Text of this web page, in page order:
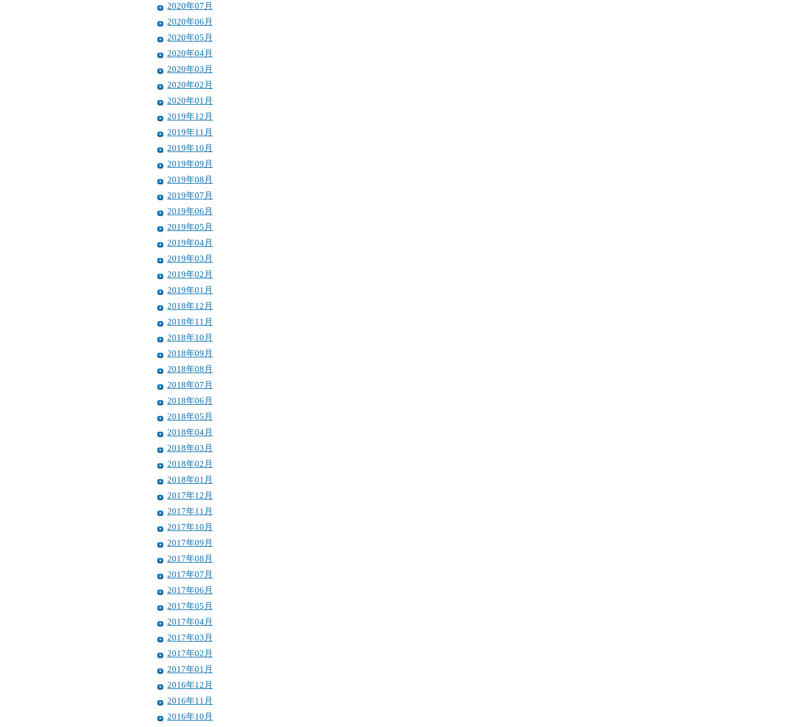
2020年07月
2020年06月
2020年05月
2020年04月
2020年03月
2020年02月
2020年01月
2019年12月
2019年11月
2019年10月
2019年09月
2019年08月
2019年07月
2019年06月
2019年05月
2019年04月
2019年03月
2019年02月
2019年01月
2018年12月
2018年11月
2018年10月
2018年09月
2018年08月
2018年07月
2018年06月
2018年05月
2018年04月
2018年03月
2018年02月
2018年01月
2017年12月
2017年11月
2017年10月
2017年09月
2017年08月
2017年07月
2017年06月
2017年05月
2017年04月
2017年03月
2017年02月
2017年01月
2016年12月
2016年11月
2016年10月